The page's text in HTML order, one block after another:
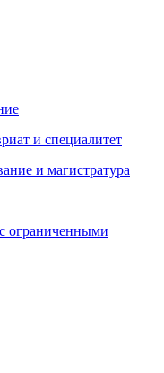
и специалитет
и магистратура
ограниченными